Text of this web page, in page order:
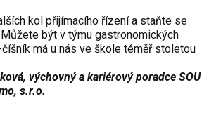
kol přijímacího řízení a staňte se
být v týmu gastronomických
má u nás ve škole téměř stoletou
výchovný a kariérový poradce SOU
s.r.o.